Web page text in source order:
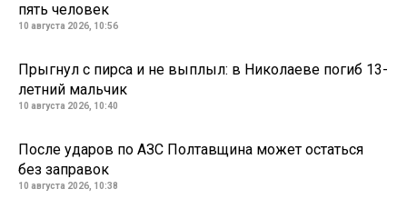
пять человек
10 августа 2026, 10:56
Прыгнул с пирса и не выплыл: в Николаеве погиб 13-
летний мальчик
10 августа 2026, 10:40
После ударов по АЗС Полтавщина может остаться
без заправок
10 августа 2026, 10:38